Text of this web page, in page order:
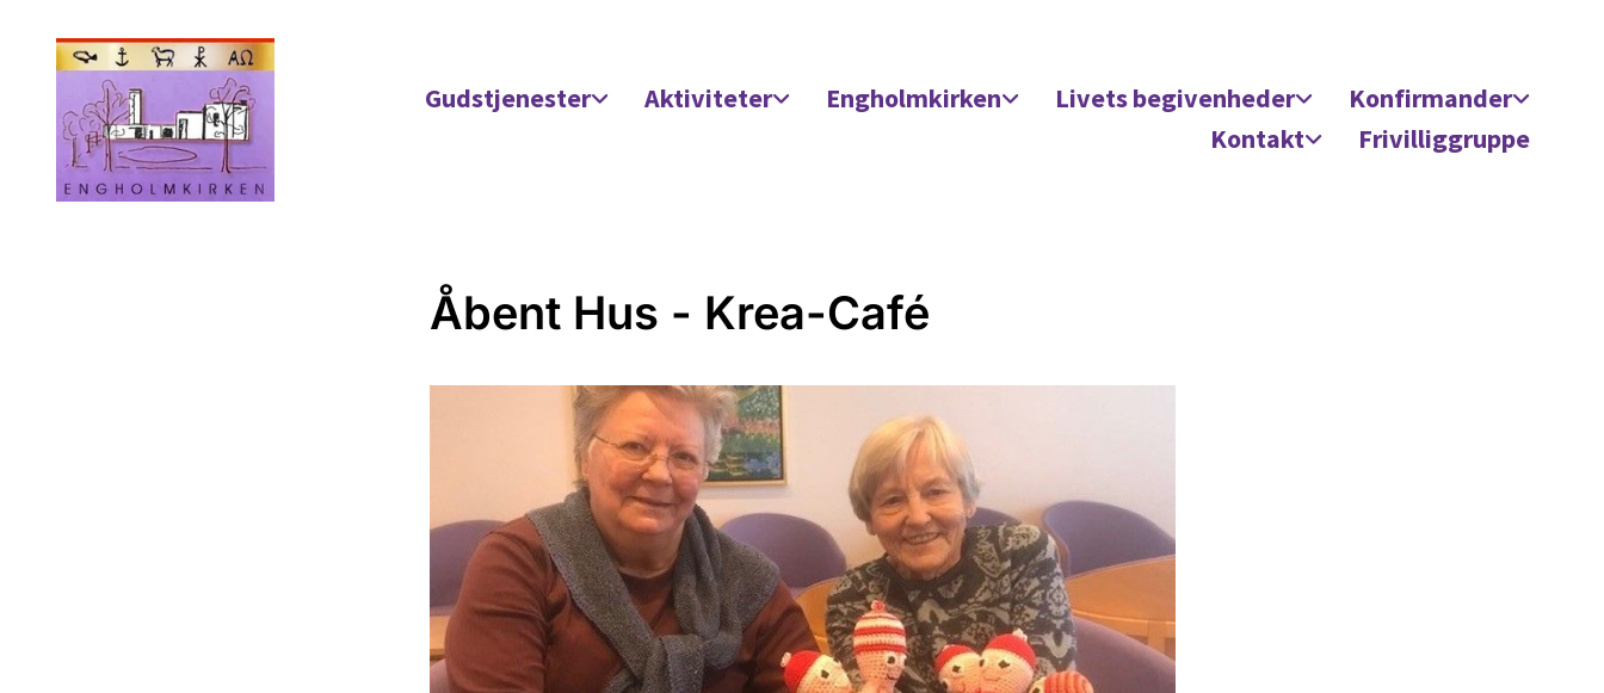
Gudstjenester Aktiviteter Engholmkirken Livets begivenheder
Konfirmander
Kontakt
Frivilliggruppe
Åbent Hus - Krea-Café